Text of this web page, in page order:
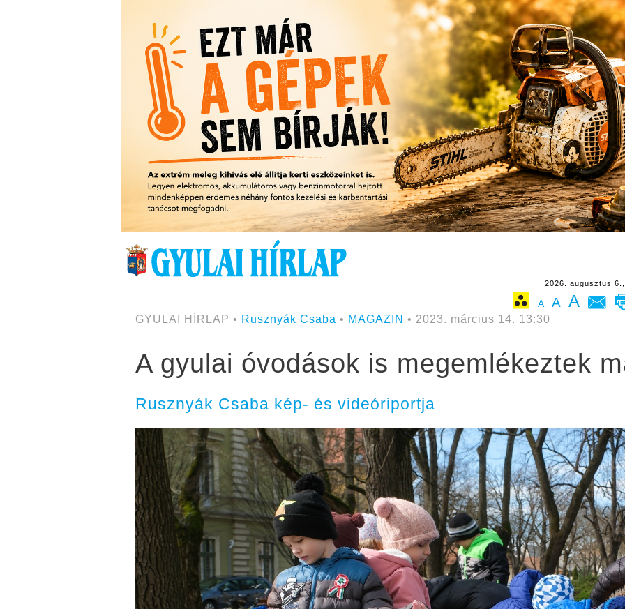
2026. augusztus
A A A
GYULAI HÍRLAP • Rusznyák Csaba • MAGAZIN • 2023. március 14. 13:30
A gyulai óvodások is megemlékeztek
Rusznyák Csaba kép- és videóriportja